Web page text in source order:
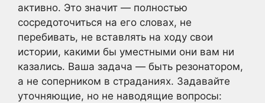
активно. Это значит — полностью
сосредоточиться на его словах, не
перебивать, не вставлять на ходу свои
истории, какими бы уместными они вам ни
казались. Ваша задача — быть резонатором,
а не соперником в страданиях. Задавайте
уточняющие, но не наводящие вопросы: